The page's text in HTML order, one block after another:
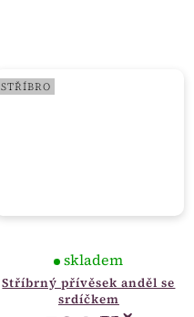
STŘÍBRO
Stříbrný přívěsek anděl se
srdíčkem
skladem